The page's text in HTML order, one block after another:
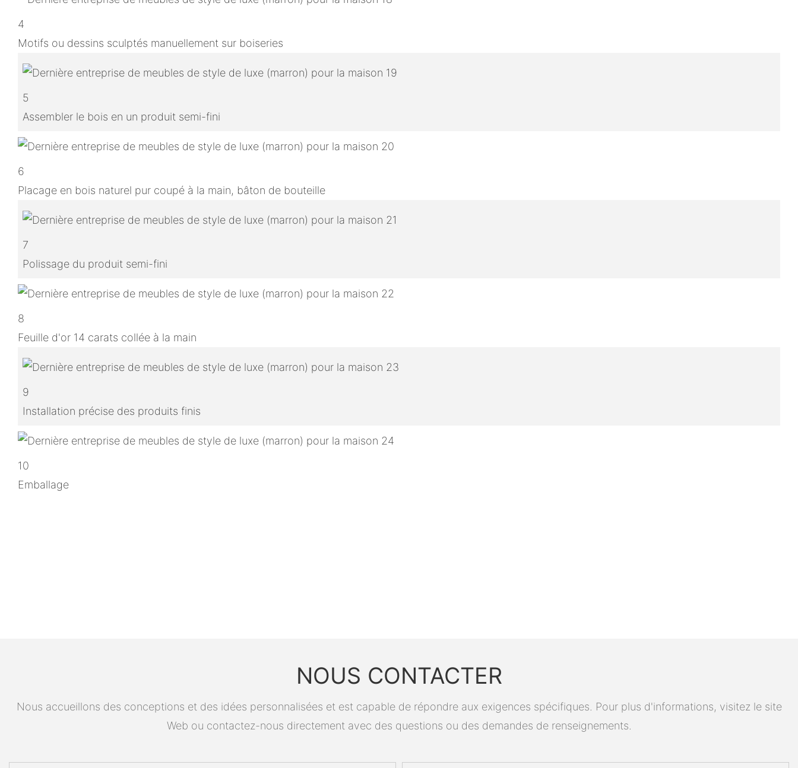
4
Motifs ou dessins sculptés manuellement sur boiseries
5
Assembler le bois en un produit semi-fini
6
Placage en bois naturel pur coupé à la main, bâton de bouteille
7
Polissage du produit semi-fini
8
Feuille d'or 14 carats collée à la main
9
Installation précise des produits finis
10
Emballage
NOUS CONTACTER
Nous accueillons des conceptions et des idées personnalisées et est capable de répondre aux exigences spécifiques. Pour plus d'informations, visitez le site
Web ou contactez-nous directement avec des questions ou des demandes de renseignements.